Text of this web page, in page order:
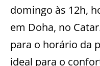
domingo às 12h,
em Doha, no
para o horário da
ideal para o